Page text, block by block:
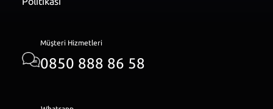
Müşteri Hizmetleri
0850 888 86 58